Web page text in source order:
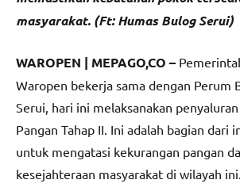
masyarakat. (Ft: Humas Bulog Serui)
WAROPEN | MEPAGO,CO –
Waropen bekerja sama dengan Perum
Serui, hari ini melaksanakan
Pangan Tahap II. Ini adalah bagian dari
untuk mengatasi kekurangan pangan
kesejahteraan masyarakat di wilayah ini.